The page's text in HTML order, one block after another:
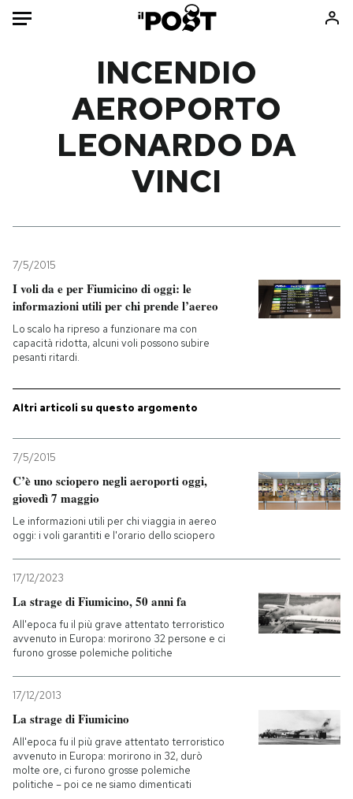
Italia
Mondo
Cultura
Economia
Sport
Moda
Libri
Consumismi
Mondiali calcio 2026
NEWSLETTER
I MIEI PREFERITI
SHOP
AREA PERSONALE
Entra
INCENDIO
AEROPORTO
LEONARDO DA
VINCI
7/5/2015
I voli da e per Fiumicino di oggi: le
informazioni utili per chi prende l’aereo
Lo scalo ha ripreso a funzionare ma con
capacità ridotta, alcuni voli possono subire
pesanti ritardi.
Altri articoli su questo argomento
7/5/2015
C’è uno sciopero negli aeroporti oggi,
giovedì 7 maggio
Le informazioni utili per chi viaggia in aereo
oggi: i voli garantiti e l'orario dello sciopero
17/12/2023
La strage di Fiumicino, 50 anni fa
All'epoca fu il più grave attentato terroristico
avvenuto in Europa: morirono 32 persone e ci
furono grosse polemiche politiche
17/12/2013
La strage di Fiumicino
All'epoca fu il più grave attentato terroristico
avvenuto in Europa: morirono in 32, durò
molte ore, ci furono grosse polemiche
politiche – poi ce ne siamo dimenticati